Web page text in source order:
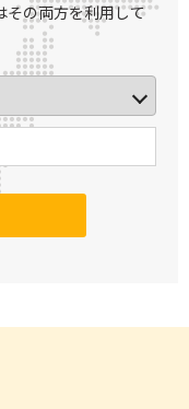
その両方を利用して